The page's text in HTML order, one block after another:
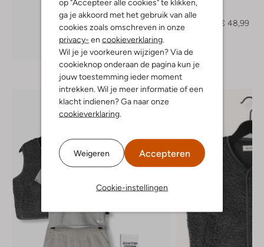
op "Accepteer alle cookies" te klikken,
ga je akkoord met het gebruik van alle
cookies zoals omschreven in onze
privacy- en cookieverklaring.
Wil je je voorkeuren wijzigen? Via de
cookieknop onderaan de pagina kun je
jouw toestemming ieder moment
intrekken. Wil je meer informatie of een
klacht indienen? Ga naar onze
cookieverklaring.
Weigeren Accepteren
Cookie-instellingen
Ontdek de look
Jack
€ 48,99